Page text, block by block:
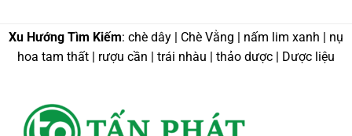
Xu Hướng Tìm Kiếm: chè dây | Chè Vằng | nấm lim xanh | nụ
hoa tam thất | rượu cần | trái nhàu | thảo dược | Dược liệu